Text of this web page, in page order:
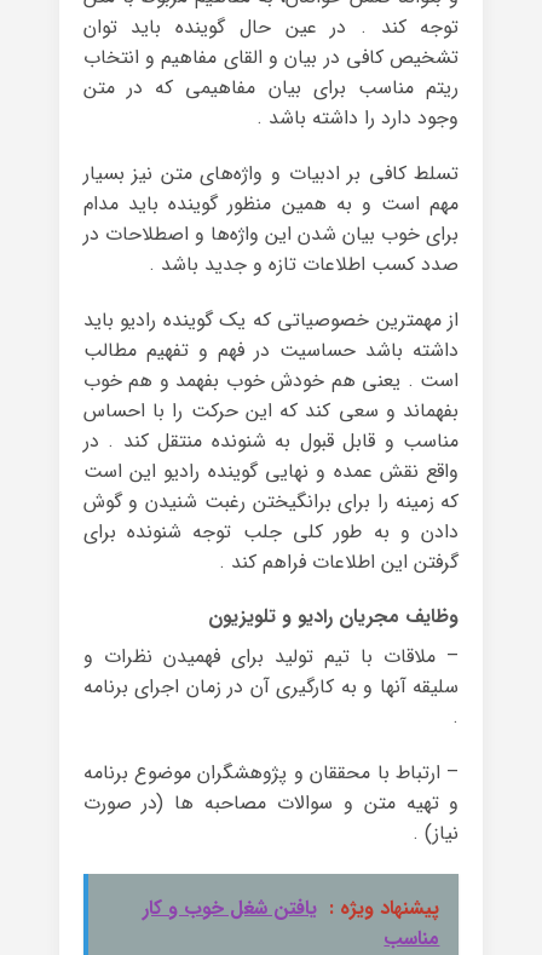
توجه کند . در عین حال گوینده باید توان
تشخیص کافی در بیان و القای مفاهیم و انتخاب
ریتم مناسب برای بیان مفاهیمی که در متن
وجود دارد را داشته باشد .
تسلط کافی بر ادبیات و واژه‌های متن نیز بسیار
مهم است و به همین منظور گوینده باید مدام
برای خوب بیان شدن این واژه‌ها و اصطلاحات در
صدد کسب اطلاعات تازه و جدید باشد .
از مهمترین خصوصیاتی که یک گوینده رادیو باید
داشته باشد حساسیت در فهم و تفهیم مطالب
است . یعنی هم خودش خوب بفهمد و هم خوب
بفهماند و سعی کند که این حرکت را با احساس
مناسب و قابل قبول به شنونده منتقل کند . در
واقع نقش عمده و نهایی گوینده رادیو این است
که زمینه را برای برانگیختن رغبت شنیدن و گوش
دادن و به طور کلی جلب توجه شنونده برای
گرفتن این اطلاعات فراهم کند .
وظایف مجریان رادیو و تلویزیون
– ملاقات با تیم تولید برای فهمیدن نظرات و
سلیقه آنها و به کارگیری آن در زمان اجرای برنامه
.
– ارتباط با محققان و پژوهشگران موضوع برنامه
و تهیه متن و سوالات مصاحبه ها (در صورت
نیاز) .
پیشنهاد ویژه : یافتن شغل خوب و کار
مناسب